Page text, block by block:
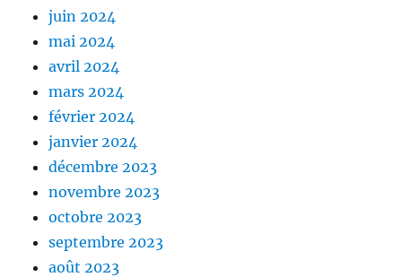
juin 2024
mai 2024
avril 2024
mars 2024
février 2024
janvier 2024
décembre 2023
novembre 2023
octobre 2023
septembre 2023
août 2023